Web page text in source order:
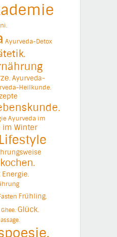
Ayurveda-Detox
Ayurveda-
Heilkunde.
Ayurveda im
im Winter
Energie.
Frühling.
Ghee. Glück.